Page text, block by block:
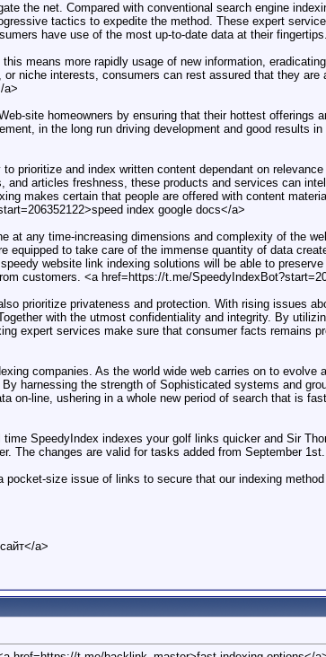
the net. Compared with conventional search engine
tactics to expedite the method. These expert
have use of the most up-to-date data at their fingertips.
means more rapidly usage of new information,
niche interests, consumers can rest assured that they
a>
site homeowners by ensuring that their hottest offerings
in the long run driving development and good results
prioritize and index written content dependant on
articles freshness, these products and services can
makes certain that people are offered with content
index google docs</a>
any time-increasing dimensions and complexity of the
to take care of the immense quantity of data
website link indexing solutions will be able to
customers. <a href=https://t.me/
prioritize privateness and protection. With rising issues
with the utmost confidentiality and integrity. By
expert services make sure that consumer facts remains
companies. As the world wide web carries on to evolve
harnessing the strength of Sophisticated systems and
on-line, ushering in a whole new period of search that is
SpeedyIndex indexes your golf links quicker and Sir
The changes are valid for tasks added from September 1st.
size issue of links to secure that our indexing
a>